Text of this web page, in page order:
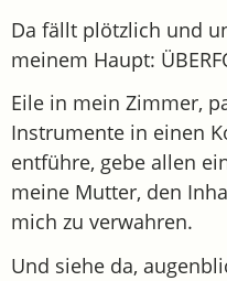
Da fällt plötzlich und
meinem Haupt:
Eile in mein Zimmer,
Instrumente in einen
entführe, gebe allen
meine Mutter, den
mich zu verwahren.
Und siehe da,